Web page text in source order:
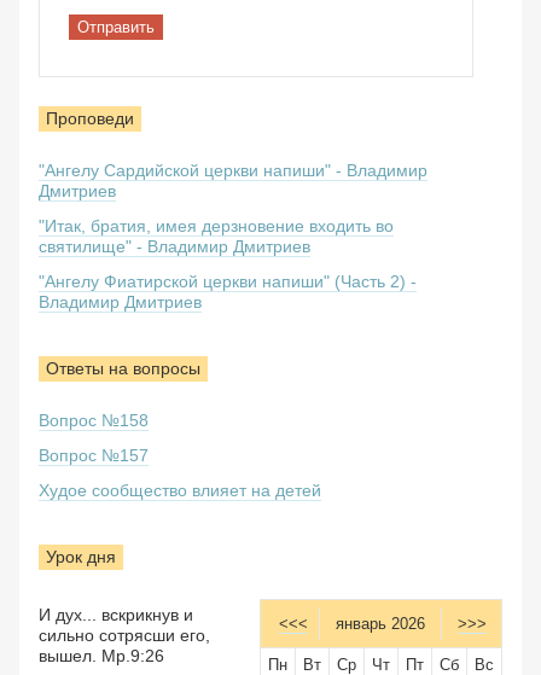
Отправить
Проповеди
"Ангелу Сардийской церкви напиши" - Владимир
Дмитриев
"Итак, братия, имея дерзновение входить во
святилище" - Владимир Дмитриев
"Ангелу Фиатирской церкви напиши" (Часть 2) -
Владимир Дмитриев
Ответы на вопросы
Вопрос №158
Вопрос №157
Худое сообщество влияет на детей
Урок дня
<<< январь 2026 >>>
Пн Вт Ср Чт Пт Сб
Вс
И дух... вскрикнув и
сильно сотрясши его,
вышел. Мр.9:26